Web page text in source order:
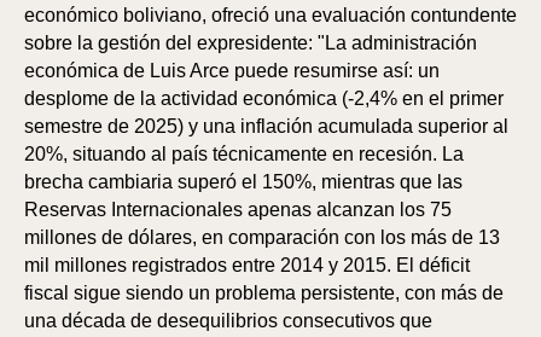
económico boliviano, ofreció una evaluación contundente
sobre la gestión del expresidente: "La administración
económica de Luis Arce puede resumirse así: un
desplome de la actividad económica (-2,4% en el primer
semestre de 2025) y una inflación acumulada superior al
20%, situando al país técnicamente en recesión. La
brecha cambiaria superó el 150%, mientras que las
Reservas Internacionales apenas alcanzan los 75
millones de dólares, en comparación con los más de 13
mil millones registrados entre 2014 y 2015. El déficit
fiscal sigue siendo un problema persistente, con más de
una década de desequilibrios consecutivos que